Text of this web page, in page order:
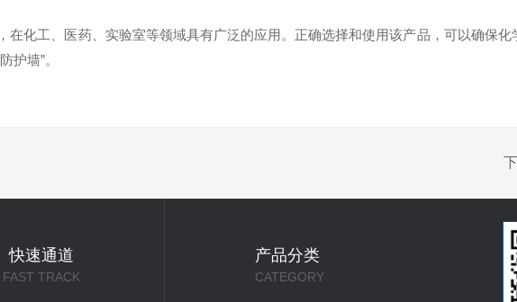
工、医药、实验室等领域具有广泛的应用。正确选择和使用该产品，可以确保化
护墙”。
快速通道
FAST TRACK
产品分类
CATEGORY